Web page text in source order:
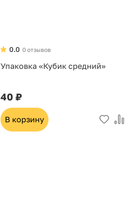
0 отзывов
0.0
Упаковка «Кубик средний»
40 ₽
В корзину